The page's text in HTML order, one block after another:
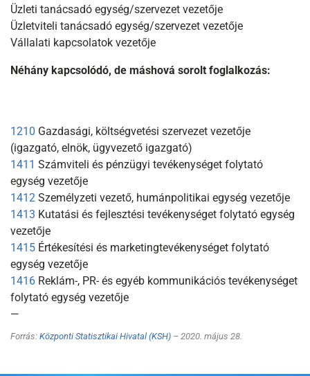
Üzleti tanácsadó egység/szervezet vezetője
Üzletviteli tanácsadó egység/szervezet vezetője
Vállalati kapcsolatok vezetője
Néhány kapcsolódó, de máshová sorolt foglalkozás:
1210 Gazdasági, költségvetési szervezet vezetője
(igazgató, elnök, ügyvezető igazgató)
1411 Számviteli és pénzügyi tevékenységet folytató
egység vezetője
1412 Személyzeti vezető, humánpolitikai egység vezetője
1413 Kutatási és fejlesztési tevékenységet folytató egység
vezetője
1415 Értékesítési és marketingtevékenységet folytató
egység vezetője
1416 Reklám-, PR- és egyéb kommunikációs tevékenységet
folytató egység vezetője
—
Forrás: Központi Statisztikai Hivatal (KSH) – 2020. május 28.